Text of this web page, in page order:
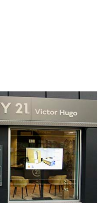
Victor Hugo
- 38000
un message
à l'agence